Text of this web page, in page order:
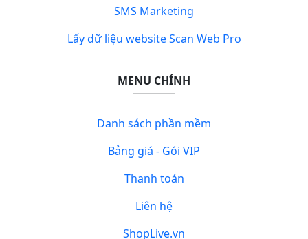
SMS Marketing
Lấy dữ liệu website Scan Web Pro
MENU CHÍNH
Danh sách phần mềm
Bảng giá - Gói VIP
Thanh toán
Liên hệ
ShopLive.vn